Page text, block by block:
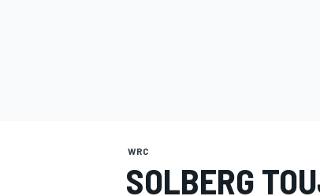
WRC
SOLBERG